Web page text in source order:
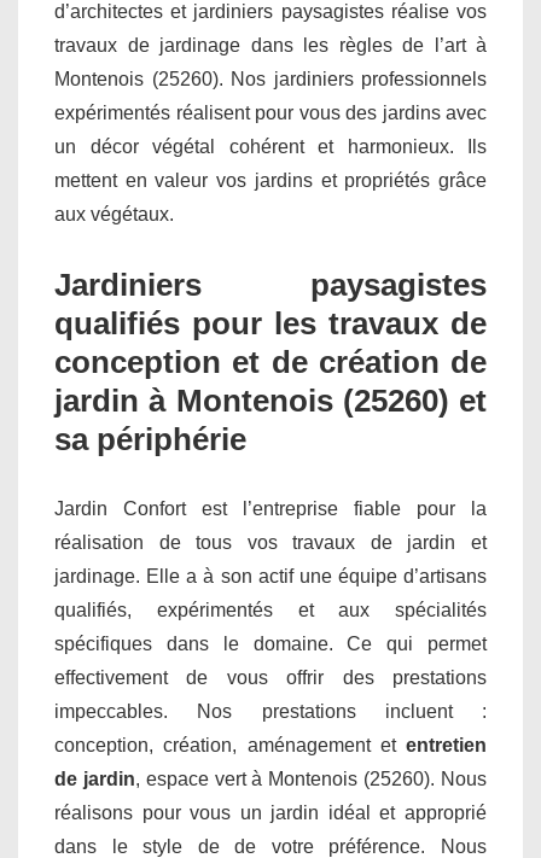
d’architectes et jardiniers paysagistes réalise vos
travaux de jardinage dans les règles de l’art à
Montenois (25260). Nos jardiniers professionnels
expérimentés réalisent pour vous des jardins avec
un décor végétal cohérent et harmonieux. Ils
mettent en valeur vos jardins et propriétés grâce
aux végétaux.
Jardiniers paysagistes
qualifiés pour les travaux de
conception et de création de
jardin à Montenois (25260) et
sa périphérie
Jardin Confort est l’entreprise fiable pour la
réalisation de tous vos travaux de jardin et
jardinage. Elle a à son actif une équipe d’artisans
qualifiés, expérimentés et aux spécialités
spécifiques dans le domaine. Ce qui permet
effectivement de vous offrir des prestations
impeccables. Nos prestations incluent :
conception, création, aménagement et entretien
de jardin, espace vert à Montenois (25260). Nous
réalisons pour vous un jardin idéal et approprié
dans le style de de votre préférence. Nous